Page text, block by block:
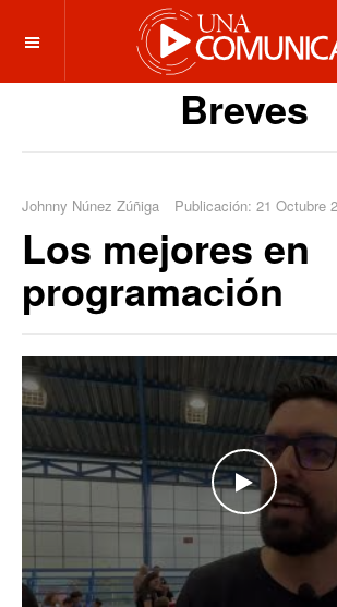
OFF CANVAS
Breves
Johnny Núnez Zúñiga Publicación: 21 Octubre
Los mejores en
programación
WATCH